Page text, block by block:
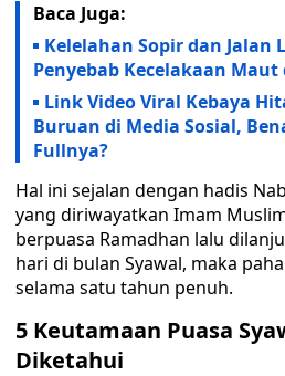
Baca Juga:
Kelelahan Sopir dan Jalan
Penyebab Kecelakaan
Link Video Viral Kebaya
Buruan di Media Sosial,
Fullnya?
Hal ini sejalan dengan hadis
yang diriwayatkan Imam
berpuasa Ramadhan lalu
hari di bulan Syawal, maka
selama satu tahun penuh.
5 Keutamaan Puasa
Diketahui